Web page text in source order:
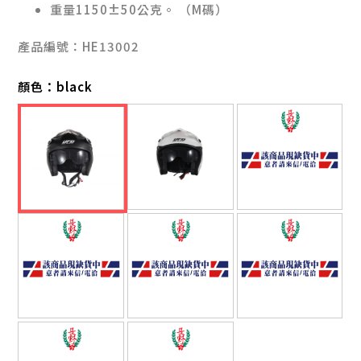
重量1150±50公克。 （M碼）
產品編號：HE13002
顏色： black